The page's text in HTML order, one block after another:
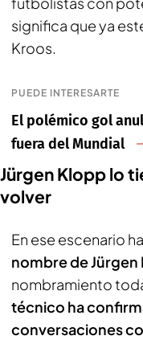
significa que ya
Kroos.
PUEDE INTERESARTE
El polémico gol
fuera del Mundial
Jürgen Klopp lo
volver
En ese escenario
nombre de Jürgen
nombramiento
técnico ha
conversaciones